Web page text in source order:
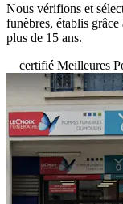
Nous vérifions et
funèbres, établis
plus de 15 ans.
certifié Meilleures